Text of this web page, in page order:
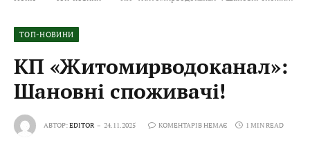
ТОП-НОВИНИ
КП «Житомирводоканал»:
Шановні споживачі!
АВТОР:EDITOR 24.11.2025 КОМЕНТАРІВ НЕМАЄ 1 MIN READ